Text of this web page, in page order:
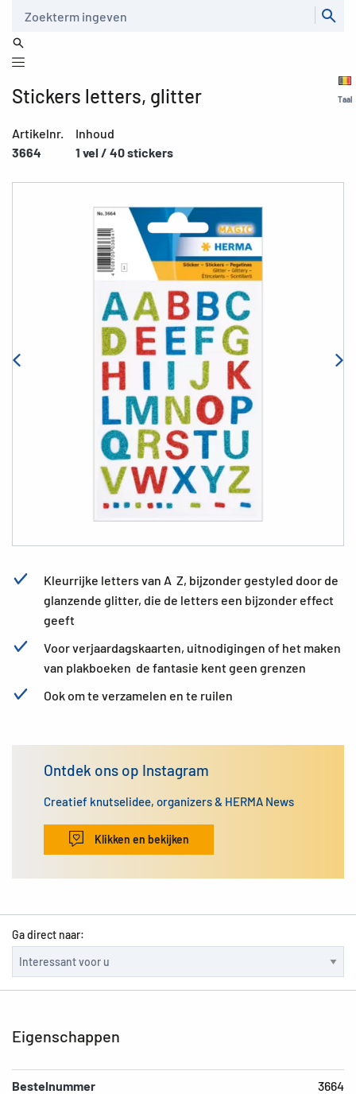
Taal
Stickers letters, glitter
Artikelnr.
3664
Inhoud
1 vel / 40 stickers
Kleurrijke letters van A  Z, bijzonder gestyled door de
glanzende glitter, die de letters een bijzonder effect
geeft
Voor verjaardagskaarten, uitnodigingen of het maken
van plakboeken  de fantasie kent geen grenzen
Ook om te verzamelen en te ruilen
Ontdek ons op Instagram
Creatief knutselidee, organizers & HERMA News
Klikken en bekijken
Ga direct naar:
Eigenschappen
Bestelnummer 3664